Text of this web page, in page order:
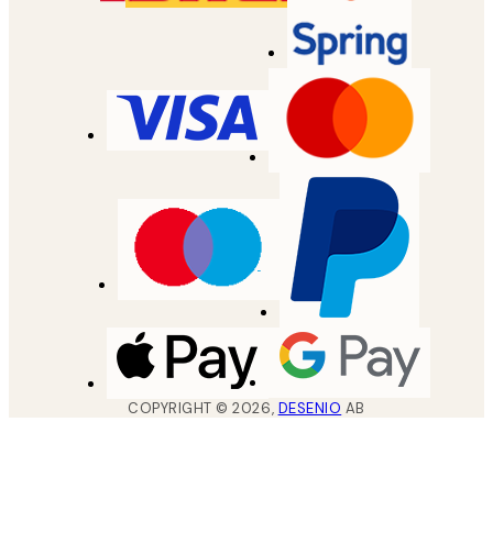
COPYRIGHT ©2026, DESENIO AB